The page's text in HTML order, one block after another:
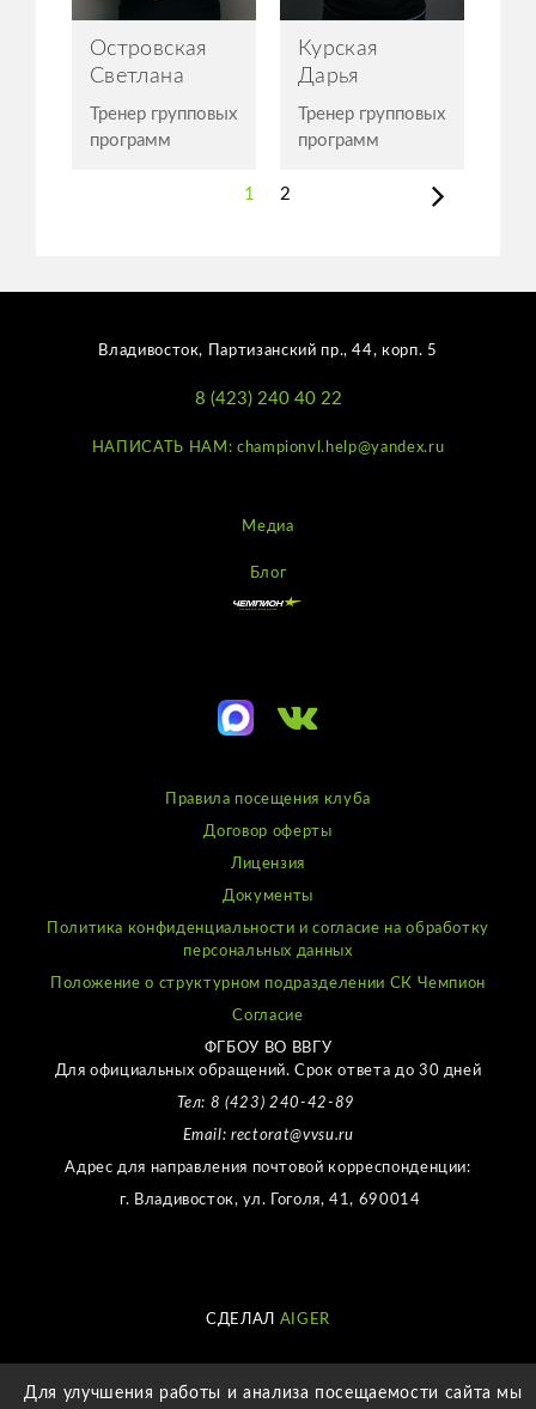
Для улучшения работы и анализа посещаемости сайта мы
Островская
Светлана
Тренер групповых
программ
Курская
Дарья
Тренер групповых
программ
1 2
Владивосток, Партизанский пр., 44, корп. 5
8 (423) 240 40 22
НАПИСАТЬ НАМ: championvl.help@yandex.ru
Медиа
Блог
Правила посещения клуба
Договор оферты
Лицензия
Документы
Политика конфиденциальности и согласие на обработку
персональных данных
Положение о структурном подразделении СК Чемпион
Согласие
ФГБОУ ВО ВВГУ
Для официальных обращений. Срок ответа до 30 дней
Тел: 8 (423) 240-42-89
Email: rectorat@vvsu.ru
Адрес для направления почтовой корреспонденции:
г. Владивосток, ул. Гоголя, 41, 690014
СДЕЛАЛ AIGER